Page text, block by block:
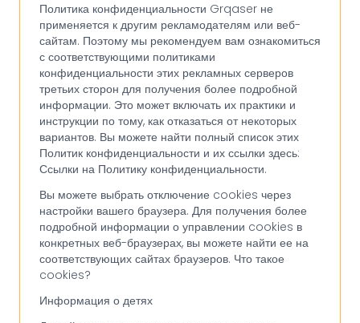
Политика конфиденциальности Grqaser не
применяется к другим рекламодателям или веб-
сайтам. Поэтому мы рекомендуем вам ознакомиться
с соответствующими политиками
конфиденциальности этих рекламных серверов
третьих сторон для получения более подробной
информации. Это может включать их практики и
инструкции по тому, как отказаться от некоторых
вариантов. Вы можете найти полный список этих
Политик конфиденциальности и их ссылки здесь:
Ссылки на Политику конфиденциальности.
Вы можете выбрать отключение cookies через
настройки вашего браузера. Для получения более
подробной информации о управлении cookies в
конкретных веб-браузерах, вы можете найти ее на
соответствующих сайтах браузеров. Что такое
cookies?
Информация о детях